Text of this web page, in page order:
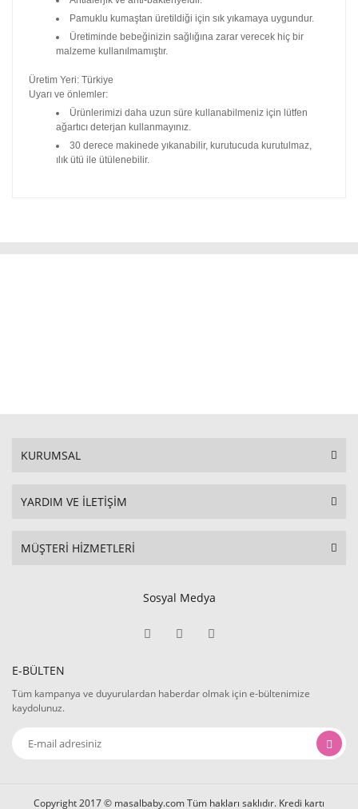
Pamuklu kumaştan üretildiği için sık yıkamaya uygundur.
Üretiminde bebeğinizin sağlığına zarar verecek hiç bir
malzeme kullanılmamıştır.
Üretim Yeri: Türkiye
Uyarı ve önlemler:
Ürünlerimizi daha uzun süre kullanabilmeniz için lütfen
ağartıcı deterjan kullanmayınız.
30 derece makinede yıkanabilir, kurutucuda kurutulmaz,
ılık ütü ile ütülenebilir.
KURUMSAL
YARDIM VE İLETİŞİM
MÜŞTERİ HİZMETLERİ
Sosyal Medya
E-BÜLTEN
Tüm kampanya ve duyurulardan haberdar olmak için e-bültenimize
kaydolunuz.
Copyright 2017 © masalbaby.com Tüm hakları saklıdır. Kredi kartı